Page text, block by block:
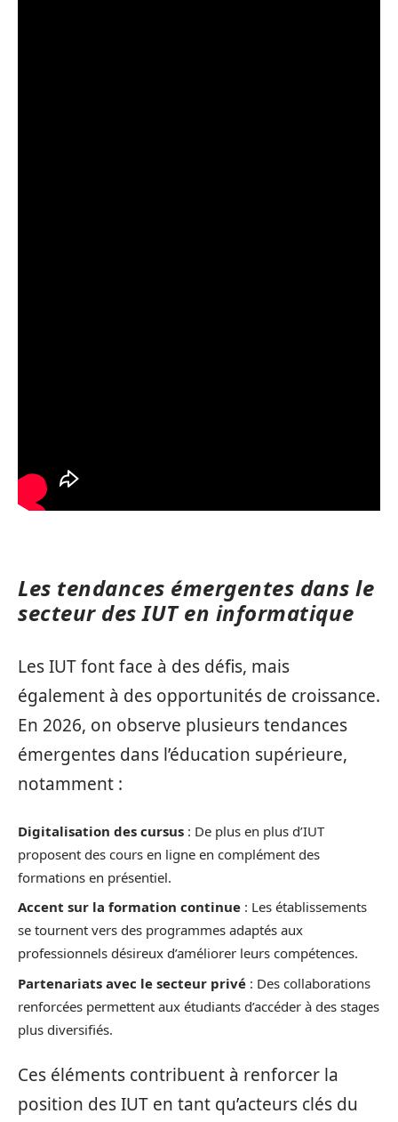
Les tendances émergentes dans le
secteur des IUT en informatique
Les IUT font face à des défis, mais
également à des opportunités de croissance.
En 2026, on observe plusieurs tendances
émergentes dans l’éducation supérieure,
notamment :
Digitalisation des cursus : De plus en plus d’IUT
proposent des cours en ligne en complément des
formations en présentiel.
Accent sur la formation continue : Les établissements
se tournent vers des programmes adaptés aux
professionnels désireux d’améliorer leurs compétences.
Partenariats avec le secteur privé : Des collaborations
renforcées permettent aux étudiants d’accéder à des stages
plus diversifiés.
Ces éléments contribuent à renforcer la
position des IUT en tant qu’acteurs clés du